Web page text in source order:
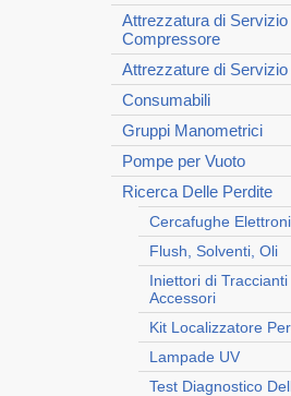
Attrezzatura di Servizio
Compressore
Attrezzature di
Consumabili
Gruppi Manometrici
Pompe per Vuoto
Ricerca Delle Perdite
Cercafughe
Flush, Solventi, Oli
Iniettori di
Accessori
Kit Localizzatore
Lampade UV
Test Diagnostico